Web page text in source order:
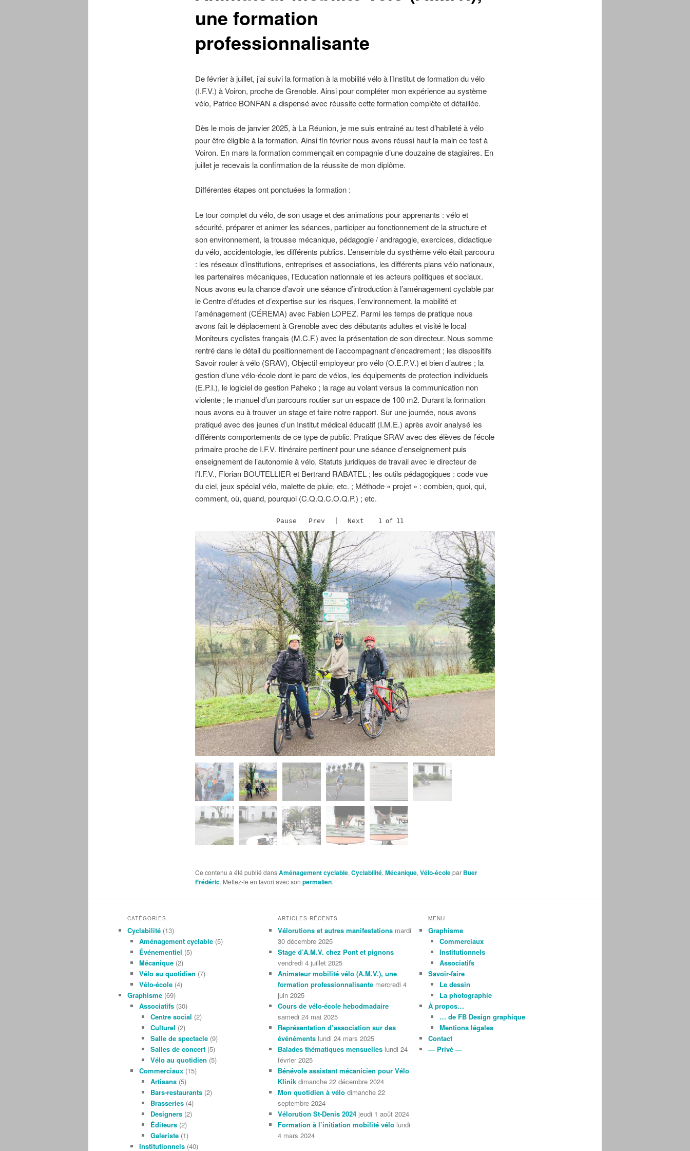
une formation
professionnalisante
De février à juillet, j’ai suivi la formation à la mobilité vélo à l’Institut de formation du vélo
(I.F.V.) à Voiron, proche de Grenoble. Ainsi pour compléter mon expérience au système
vélo, Patrice BONFAN a dispensé avec réussite cette formation complète et détaillée.
Dès le mois de janvier 2025, à La Réunion, je me suis entrainé au test d’habileté à vélo
pour être éligible à la formation. Ainsi fin février nous avons réussi haut la main ce test à
Voiron. En mars la formation commençait en compagnie d’une douzaine de stagiaires. En
juillet je recevais la confirmation de la réussite de mon diplôme.
Différentes étapes ont ponctuées la formation :
Le tour complet du vélo, de son usage et des animations pour apprenants : vélo et
sécurité, préparer et animer les séances, participer au fonctionnement de la structure et
son environnement, la trousse mécanique, pédagogie / andragogie, exercices, didactique
du vélo, accidentologie, les différents publics. L’ensemble du systhème vélo était parcouru
: les réseaux d’institutions, entreprises et associations, les différents plans vélo nationaux,
les partenaires mécaniques, l’Education nationnale et les acteurs politiques et sociaux.
Nous avons eu la chance d’avoir une séance d’introduction à l’aménagement cyclable par
le Centre d’études et d’expertise sur les risques, l’environnement, la mobilité et
l’aménagement (CÉREMA) avec Fabien LOPEZ. Parmi les temps de pratique nous
avons fait le déplacement à Grenoble avec des débutants adultes et visité le local
Moniteurs cyclistes français (M.C.F.) avec la présentation de son directeur. Nous somme
rentré dans le détail du positionnement de l’accompagnant d’encadrement ; les dispositifs
Savoir rouler à vélo (SRAV), Objectif employeur pro vélo (O.E.P.V.) et bien d’autres ; la
gestion d’une vélo-école dont le parc de vélos, les équipements de protection individuels
(E.P.I.), le logiciel de gestion Paheko ; la rage au volant versus la communication non
violente ; le manuel d’un parcours routier sur un espace de 100 m2. Durant la formation
nous avons eu à trouver un stage et faire notre rapport. Sur une journée, nous avons
pratiqué avec des jeunes d’un Institut médical éducatif (I.M.E.) après avoir analysé les
différents comportements de ce type de public. Pratique SRAV avec des élèves de l’école
primaire proche de I.F.V. Itinéraire pertinent pour une séance d’enseignement puis
enseignement de l’autonomie à vélo. Statuts juridiques de travail avec le directeur de
l’I.F.V., Florian BOUTELLIER et Bertrand RABATEL ; les outils pédagogiques : code vue
du ciel, jeux spécial vélo, malette de pluie, etc. ; Méthode « projet » : combien, quoi, qui,
comment, où, quand, pourquoi (C.Q.Q.C.O.Q.P.) ; etc.
Pause Prev Next 2 of 11
Ce contenu a été publié dansAménagement cyclable, Cyclabilité, Mécanique, Vélo-écolepar Buer
Frédéric. Mettez-le en favori avec son permalien.
CATÉGORIES
Cyclabilité (13)
Aménagement cyclable(5)
Événementiel (5)
Mécanique(2)
Vélo au quotidien (7)
Vélo-école(4)
Graphisme (69)
Associatifs(30)
Centre social (2)
Culturel (2)
Salle de spectacle (9)
Salles de concert (5)
Vélo au quotidien (5)
Commerciaux(15)
Artisans (5)
Bars-restaurants (2)
Brasseries (4)
Designers (2)
Éditeurs (2)
Galeriste (1)
Institutionnels(40)
ARTICLES RÉCENTS
Vélorutions et autres manifestations mardi
30 décembre 2025
Stage d’A.M.V. chez Pont et pignons
vendredi 4 juillet 2025
Animateur mobilité vélo (A.M.V.), une
formation professionnalisante mercredi 4
juin 2025
Cours de vélo-école hebodmadaire
samedi 24 mai 2025
Représentation d’association sur des
événéments lundi 24 mars 2025
Balades thématiques mensuelles lundi 24
février 2025
Bénévole assistant mécanicien pour Vélo
Klinik dimanche 22 décembre 2024
Mon quotidien à vélo dimanche 22
septembre 2024
Vélorution St-Denis 2024 jeudi 1 août 2024
Formation à l’initiation mobilité vélo lundi
4 mars 2024
MENU
Graphisme
Commerciaux
Institutionnels
Associatifs
Savoir-faire
Le dessin
La photographie
À propos…
… de FB Design graphique
Mentions légales
Contact
— Privé —